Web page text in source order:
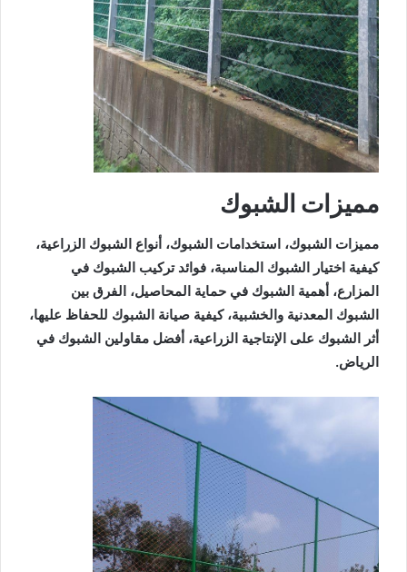
مميزات الشبوك
مميزات الشبوك، استخدامات الشبوك، أنواع الشبوك الزراعية،
كيفية اختيار الشبوك المناسبة، فوائد تركيب الشبوك في
المزارع، أهمية الشبوك في حماية المحاصيل، الفرق بين
الشبوك المعدنية والخشبية، كيفية صيانة الشبوك للحفاظ عليها،
أثر الشبوك على الإنتاجية الزراعية، أفضل مقاولين الشبوك في
الرياض.